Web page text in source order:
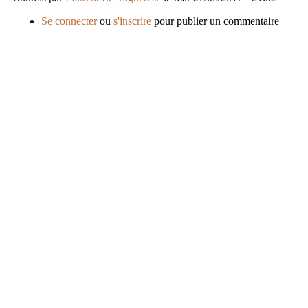
Se connecterou s'inscrire pour publier un commentaire